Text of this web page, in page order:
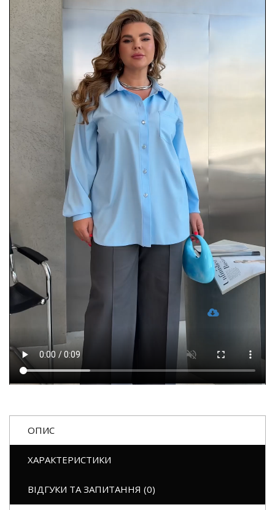
ОПИС
ХАРАКТЕРИСТИКИ
ВІДГУКИ ТА ЗАПИТАННЯ (0)